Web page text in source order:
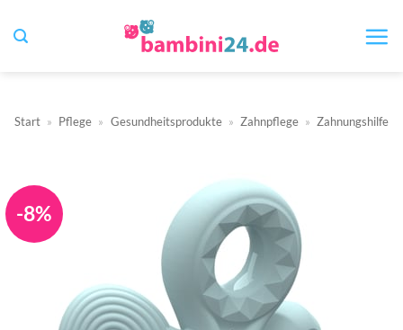
Inhalt
Start » Pflege » Gesundheitsprodukte » Zahnpflege » Zahnungshilfe
-8%